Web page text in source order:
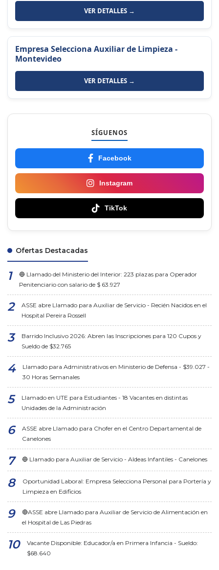
VER DETALLES →
Empresa Selecciona Auxiliar de Limpieza -
Montevideo
VER DETALLES →
SÍGUENOS
Facebook
Instagram
TikTok
Ofertas Destacadas
🔵 Llamado del Ministerio del Interior: 223 plazas para Operador
Penitenciario con salario de $ 63.927
ASSE abre Llamado para Auxiliar de Servicio - Recién Nacidos en el
Hospital Pereira Rossell
Barrido Inclusivo 2026: Abren las Inscripciones para 120 Cupos y
Sueldo de $32.765
Llamado para Administrativos en Ministerio de Defensa - $39.027 -
30 Horas Semanales
Llamado en UTE para Estudiantes - 18 Vacantes en distintas
Unidades de la Administración
ASSE abre Llamado para Chofer en el Centro Departamental de
Canelones
🔵 Llamado para Auxiliar de Servicio - Aldeas Infantiles - Canelones
Oportunidad Laboral: Empresa Selecciona Personal para Portería y
Limpieza en Edificios
🔴ASSE abre Llamado para Auxiliar de Servicio de Alimentación en
el Hospital de Las Piedras
Vacante Disponible: Educador/a en Primera Infancia - Sueldo:
$68.640